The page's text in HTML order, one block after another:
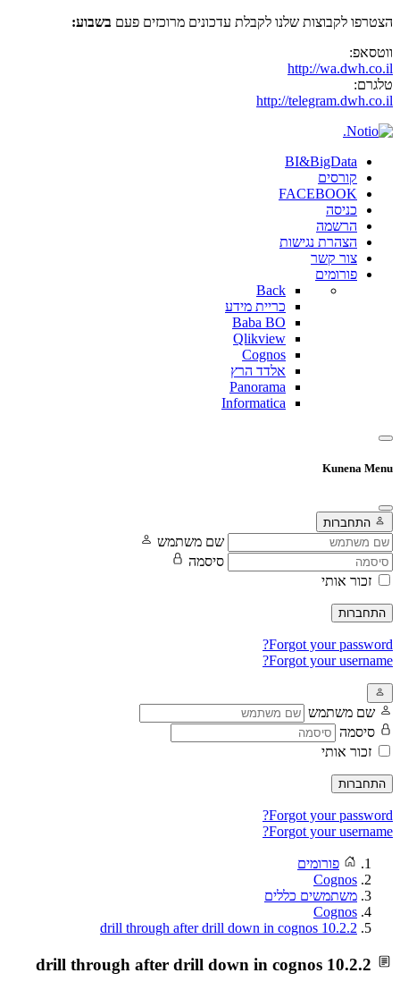
הצטרפו לקבוצות שלנו לקבלת עדכונים מרוכזים פעם בשבוע:
ווטסאפ:
http://wa.dwh.co.il
טלגרם:
http://telegram.dwh.co.il
BI&BigData
קורסים
FACEBOOK
כניסה
הרשמה
הצהרת נגישות
צור קשר
פורומים
Back
כריית מידע
Baba BO
Qlikview
Cognos
אלדד הרץ
Panorama
Informatica
Kunena Menu
התחברות
שם משתמש
סיסמה
זכור אותי
התחברות
Forgot your password?
Forgot your username?
שם משתמש
סיסמה
זכור אותי
התחברות
Forgot your password?
Forgot your username?
פורומים
Cognos
משתמשים כללים
Cognos
drill through after drill down in cognos 10.2.2